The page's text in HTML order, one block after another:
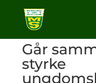
Går
styrke